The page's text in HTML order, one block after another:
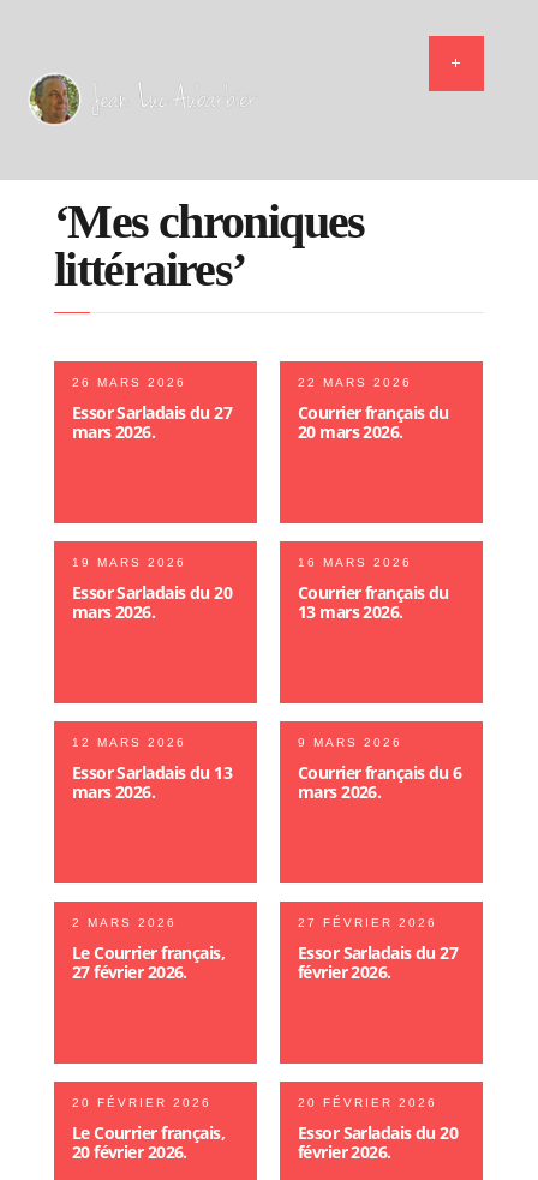
‘Mes chroniques
littéraires’
26 MARS 2026
Essor Sarladais du 27
mars 2026.
22 MARS 2026
Courrier français du
20 mars 2026.
19 MARS 2026
Essor Sarladais du 20
mars 2026.
16 MARS 2026
Courrier français du
13 mars 2026.
12 MARS 2026
Essor Sarladais du 13
mars 2026.
9 MARS 2026
Courrier français du 6
mars 2026.
2 MARS 2026
Le Courrier français,
27 février 2026.
27 FÉVRIER 2026
Essor Sarladais du 27
février 2026.
20 FÉVRIER 2026
Le Courrier français,
20 février 2026.
20 FÉVRIER 2026
Essor Sarladais du 20
février 2026.